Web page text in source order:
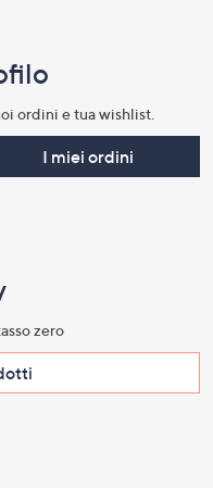
ordini e tua wishlist.​
I miei ordini
zero​